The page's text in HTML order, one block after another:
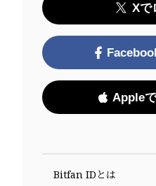
Xで
Apple
Bitfan IDとは